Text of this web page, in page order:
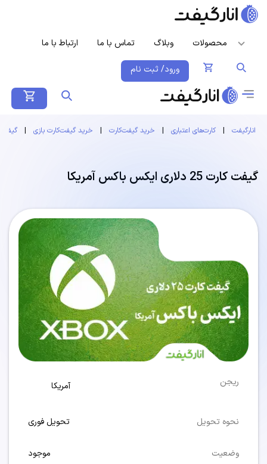
محصولات وبلاگ تماس با ما ارتباط با ما
ورود/ ثبت نام
انارگیفت | کارت‌های اعتباری | خرید گیفت‌کارت | خرید گیفت‌کارت بازی |
گیفت کارت 25 دلاری ایکس باکس آمریکا
ریجن آمریکا
نحوه تحویل تحویل فوری
وضعیت موجود